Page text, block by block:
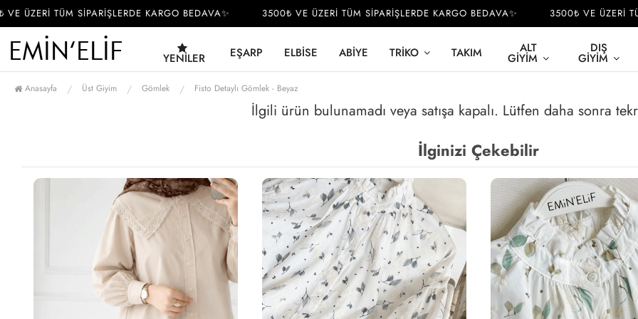
ÜZERİ TÜM SİPARİŞLERDE KARGO BEDAVA✨ 3500₺ VE ÜZERİ TÜM SİPARİŞLERDE KARGO BEDAVA✨ 3500₺ VE ÜZERİ
YENILER EŞARP ELBISE ABIYE TRIKO TAKIM ALT
GIYIM
DIŞ
GIYIM
Anasayfa Üst Giyim Gömlek Fisto Detaylı Gömlek - Beyaz
İlgili ürün bulunamadı veya satışa kapalı. Lütfen daha sonra
İlginizi Çekebilir